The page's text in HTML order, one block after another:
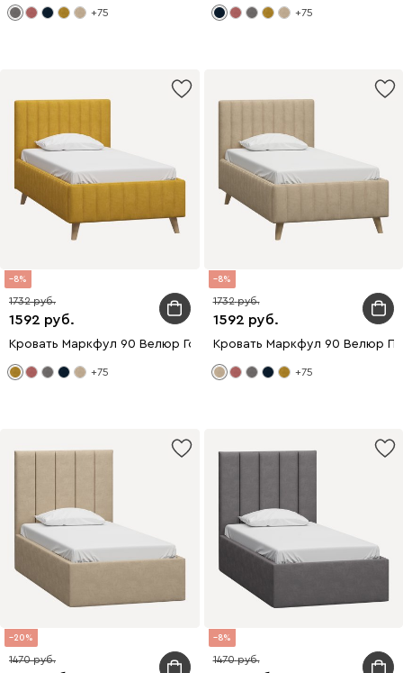
+75 +75
8
1592
1732
Кровать Маркфул 90 Велюр Горчичный
+75
8
1592
1732
Кровать Маркфул 90 Велюр
+75
20
1470
8
1470